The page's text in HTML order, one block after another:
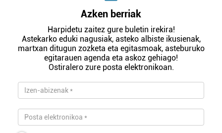
Azken berriak
Harpidetu zaitez gure buletin irekira!
Astekarko eduki nagusiak, asteko albiste ikusienak,
martxan ditugun zozketa eta egitasmoak, asteburuko
egitarauen agenda eta askoz gehiago!
Ostiralero zure posta elektronikoan.